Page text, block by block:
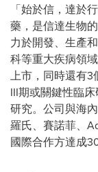
「始於信，達於
藥，是信達生物
力於開發、生產
科等重大疾病領
上市，同時還有3
III期或關鍵性臨
研究。公司與海
羅氏、賽諾菲、
國際合作方達成